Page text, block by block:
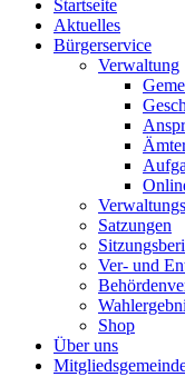
Startseite
Aktuelles
Bürgerservice
Verwaltung
Satzungen
Ver- und
Shop
Über uns